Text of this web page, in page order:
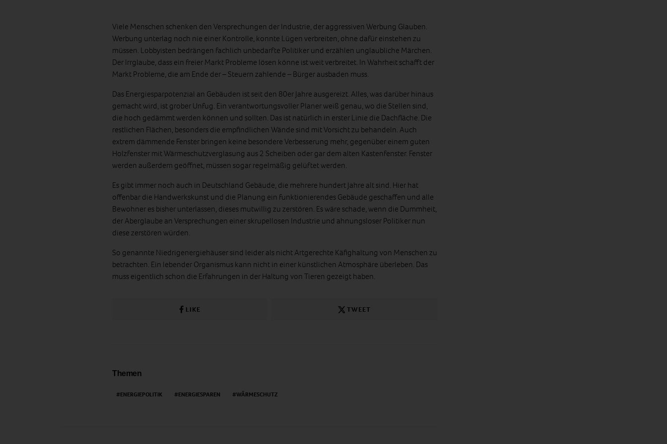
Viele Menschen schenken den Versprechungen der Industrie, der aggressiven Werbung Glauben.
Werbung unterlag noch nie einer Kontrolle, konnte Lügen verbreiten, ohne dafür einstehen zu
müssen. Lobbyisten bedrängen fachlich unbedarfte Politiker und erzählen unglaubliche Märchen.
Der Irrglaube, dass ein freier Markt Probleme lösen könne ist weit verbreitet. In Wahrheit schafft der
Markt Probleme, die am Ende der – Steuern zahlende – Bürger ausbaden muss.
Das Energiesparpotenzial an Gebäuden ist seit den 80er Jahre ausgereizt. Alles, was darüber hinaus
gemacht wird, ist grober Unfug. Ein verantwortungsvoller Planer weiß genau, wo die Stellen sind,
die hoch gedämmt werden können und sollten. Das ist natürlich in erster Linie die Dachfläche. Die
restlichen Flächen, besonders die empfindlichen Wände sind mit Vorsicht zu behandeln. Auch
extrem dämmende Fenster bringen keine besondere Verbesserung mehr, gegenüber einem guten
Holzfenster mit Wärmeschutzverglasung aus 2 Scheiben oder gar dem alten Kastenfenster. Fenster
werden außerdem geöffnet, müssen sogar regelmäßig gelüftet werden.
Es gibt immer noch auch in Deutschland Gebäude, die mehrere hundert Jahre alt sind. Hier hat
offenbar die Handwerkskunst und die Planung ein funktionierendes Gebäude geschaffen und alle
Bewohner es bisher unterlassen, dieses mutwillig zu zerstören. Es wäre schade, wenn die Dummheit,
der Aberglaube an Versprechungen einer skrupellosen Industrie und ahnungsloser Politiker nun
diese zerstören würden.
So genannte Niedrigenergiehäuser sind leider als nicht Artgerechte Käfighaltung von Menschen zu
betrachten. Ein lebender Organismus kann nicht in einer künstlichen Atmosphäre überleben. Das
muss eigentlich schon die Erfahrungen in der Haltung von Tieren gezeigt haben.
LIKE TWEET
Themen
ENERGIEPOLITIK ENERGIESPAREN WÄRMESCHUTZ